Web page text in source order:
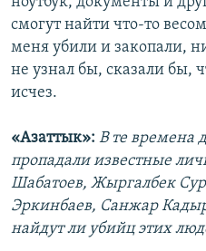
смогут найти что-то
меня убили и закопали,
не узнал бы, сказали бы,
исчез.
«Азаттык»: В те времена
пропадали известные
Шабатоев, Жыргалбек
Эркинбаев, Санжар
найдут ли убийц этих